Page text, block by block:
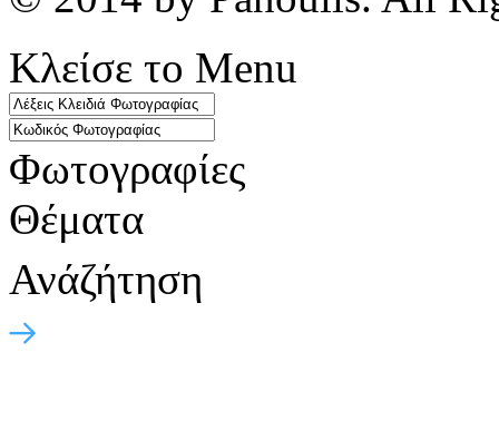
Κλείσε το Menu
Φωτογραφίες
Θέματα
Ανάζήτηση